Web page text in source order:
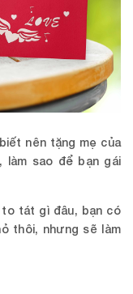
nên tặng mẹ của
làm sao để bạn gái
to tát gì đâu, bạn có
thôi, nhưng sẽ làm